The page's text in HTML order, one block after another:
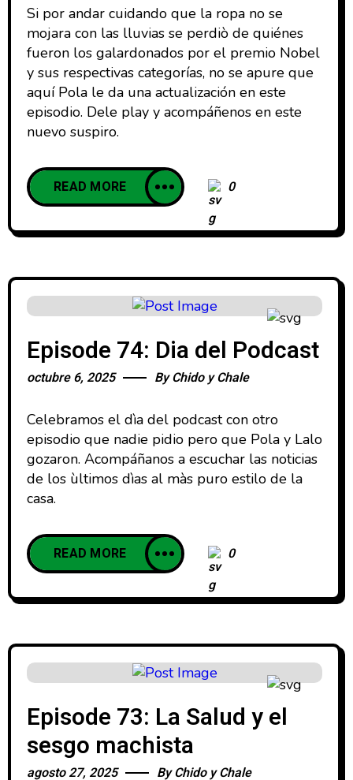
Si por andar cuidando que la ropa no se
mojara con las lluvias se perdiò de quiénes
fueron los galardonados por el premio Nobel
y sus respectivas categorías, no se apure que
aquí Pola le da una actualización en este
episodio. Dele play y acompáñenos en este
nuevo suspiro.
READ MORE 0
Episode 74: Dia del Podcast
octubre 6, 2025 ByChido y Chale
Celebramos el dìa del podcast con otro
episodio que nadie pidio pero que Pola y Lalo
gozaron. Acompáñanos a escuchar las noticias
de los ùltimos dìas al màs puro estilo de la
casa.
READ MORE 0
Episode 73: La Salud y el
sesgo machista
agosto 27, 2025 ByChido y Chale